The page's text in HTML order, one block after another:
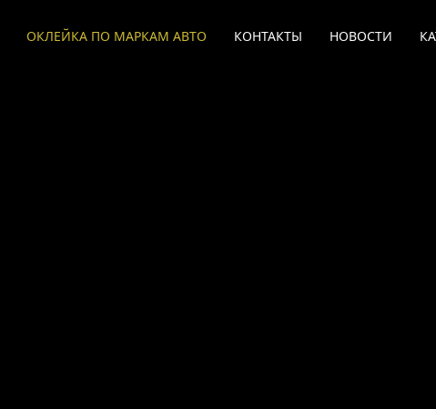
ОКЛЕЙКА ПО МАРКАМ АВТО КОНТАКТЫ НОВОСТИ